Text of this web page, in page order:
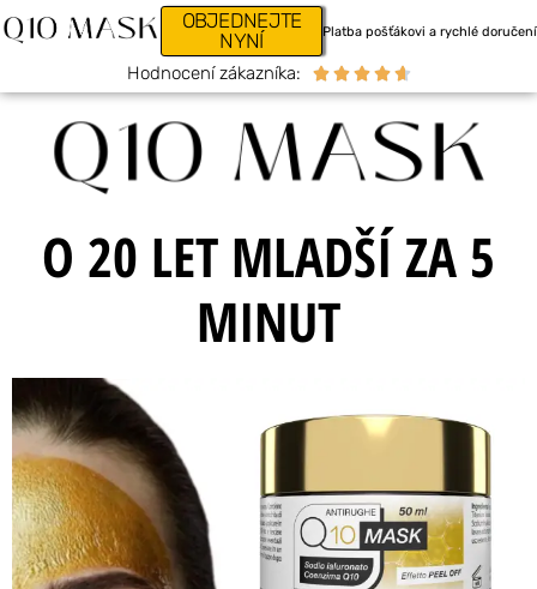
OBJEDNEJTE
NYNÍ
Platba pošťákovi a rychlé doručení
Hodnocení zákazníka:     
O 20 LET MLADŠÍ ZA 5
MINUT